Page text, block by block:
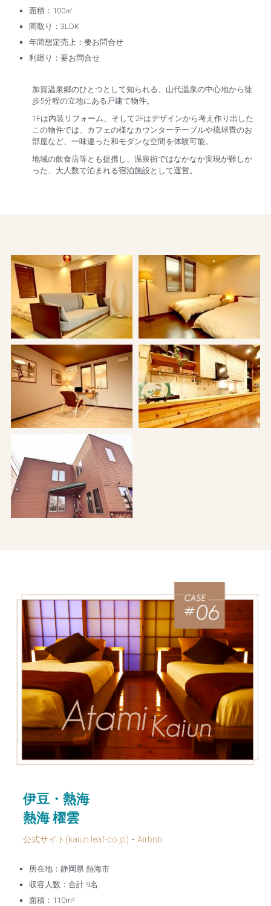
面積：100㎡
間取り：3LDK
年間想定売上：要お問合せ
利廻り：要お問合せ
加賀温泉郷のひとつとして知られる、山代温泉の中心地から徒
歩5分程の立地にある戸建て物件。
1Fは内装リフォーム、そして2Fはデザインから考え作り出した
この物件では、カフェの様なカウンターテーブルや琉球畳のお
部屋など、一味違った和モダンな空間を体験可能。
地域の飲食店等とも提携し、温泉街ではなかなか実現が難しか
った、大人数で泊まれる宿泊施設として運営。
伊豆・熱海
熱海 櫂雲
公式サイト(kaiun.leaf-co.jp) ・ Airbnb
所在地：静岡県 熱海市
収容人数：合計 9名
面積：110m²